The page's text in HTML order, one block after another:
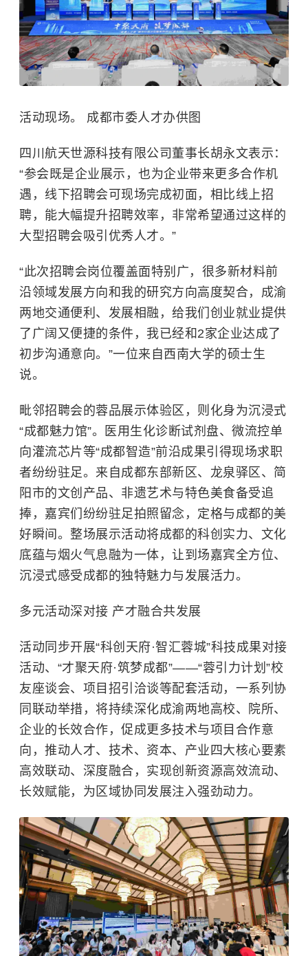
活动现场。 成都市委人才办供图
四川航天世源科技有限公司董事长胡永文表示：
“参会既是企业展示，也为企业带来更多合作机
遇，线下招聘会可现场完成初面，相比线上招
聘，能大幅提升招聘效率，非常希望通过这样的
大型招聘会吸引优秀人才。”
“此次招聘会岗位覆盖面特别广，很多新材料前
沿领域发展方向和我的研究方向高度契合，成渝
两地交通便利、发展相融，给我们创业就业提供
了广阔又便捷的条件，我已经和2家企业达成了
初步沟通意向。”一位来自西南大学的硕士生
说。
毗邻招聘会的蓉品展示体验区，则化身为沉浸式
“成都魅力馆”。医用生化诊断试剂盘、微流控单
向灌流芯片等“成都智造”前沿成果引得现场求职
者纷纷驻足。来自成都东部新区、龙泉驿区、简
阳市的文创产品、非遗艺术与特色美食备受追
捧，嘉宾们纷纷驻足拍照留念，定格与成都的美
好瞬间。整场展示活动将成都的科创实力、文化
底蕴与烟火气息融为一体，让到场嘉宾全方位、
沉浸式感受成都的独特魅力与发展活力。
多元活动深对接 产才融合共发展
活动同步开展“科创天府·智汇蓉城”科技成果对接
活动、“才聚天府·筑梦成都”——“蓉引力计划”校
友座谈会、项目招引洽谈等配套活动，一系列协
同联动举措，将持续深化成渝两地高校、院所、
企业的长效合作，促成更多技术与项目合作意
向，推动人才、技术、资本、产业四大核心要素
高效联动、深度融合，实现创新资源高效流动、
长效赋能，为区域协同发展注入强劲动力。